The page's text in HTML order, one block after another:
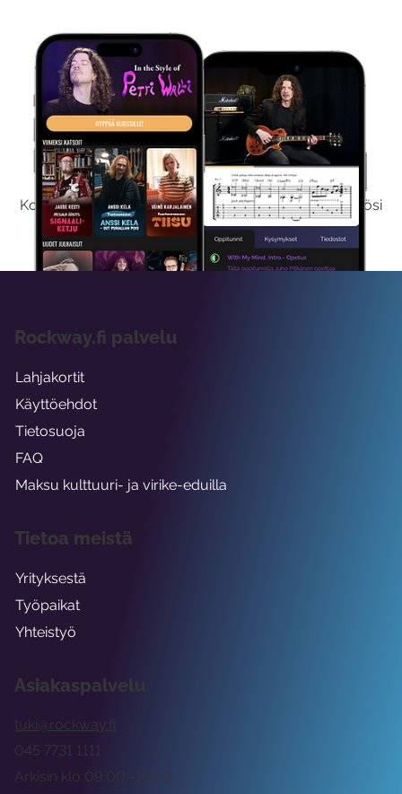
Kokeile Ilmaiseksi
Kokeilemalla ilmaiseksi saat koko sisältömme käyttöösi
viikon ajaksi.
Asiakaspalvelu
tuki@rockway.fi
Arkisin klo 09:00 -15:00
045 7731 1111
Rockway.fi palvelu
Lahjakortit
Käyttöehdot
Tietosuoja
FAQ
Maksu kulttuuri- ja virike-eduilla
Tietoa meistä
Yrityksestä
Työpaikat
Yhteistyö